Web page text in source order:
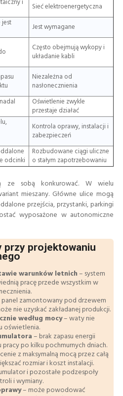
i
Sieć elektroenergetyczna
Jest wymagane
Często obejmują wykopy i
układanie kabli
Niezależna od
nasłonecznienia
Oświetlenie zwykle
przestaje działać
Kontrola oprawy, instalacji i
zabezpieczeń
odcinki
Rozbudowane ciągi uliczne
o stałym zapotrzebowaniu
ze sobą konkurować. W wielu
mieszany. Główne ulice mogą
przejścia, przystanki, parkingi
wyposażone w autonomiczne
przy projektowaniu
warunków letnich– system
pracę przede wszystkim w
zamontowany pod drzewem
nie uzyskać zakładanej produkcji.
według mocy– waty nie
oświetlenia.
– brak zapasu energii
po kilku pochmurnych dniach.
z maksymalną mocą przez całą
rozmiar i koszt instalacji.
i pozostałe podzespoły
i wymiany.
– może powodować